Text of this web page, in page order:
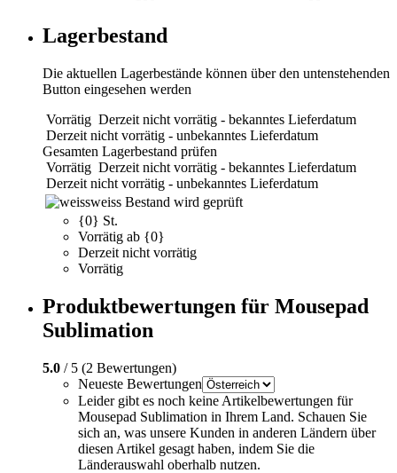
Lagerbestand
Die aktuellen Lagerbestände können über den untenstehenden
Button eingesehen werden
Vorrätig Derzeit nicht vorrätig - bekanntes Lieferdatum
Derzeit nicht vorrätig - unbekanntes Lieferdatum
Gesamten Lagerbestand prüfen
Vorrätig Derzeit nicht vorrätig - bekanntes Lieferdatum
Derzeit nicht vorrätig - unbekanntes Lieferdatum
weiss Bestand wird geprüft
{0} St.
Vorrätig ab {0}
Derzeit nicht vorrätig
Vorrätig
Produktbewertungen für Mousepad
Sublimation
5.0 / 5 (2 Bewertungen)
Neueste Bewertungen
Leider gibt es noch keine Artikelbewertungen für
Mousepad Sublimation in Ihrem Land. Schauen Sie
sich an, was unsere Kunden in anderen Ländern über
diesen Artikel gesagt haben, indem Sie die
Länderauswahl oberhalb nutzen.